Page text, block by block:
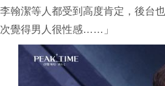
翰潔等人都受到高度肯定，後台
覺得男人很性感……」